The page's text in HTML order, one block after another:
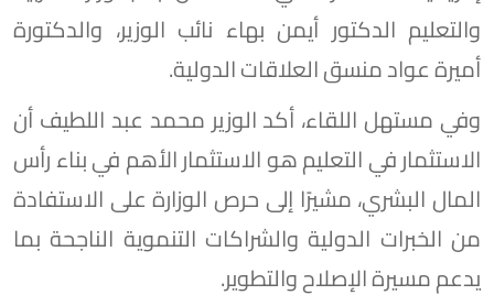
والتعليم الدكتور أيمن بهاء نائب الوزير، والدكتورة
أميرة عواد منسق العلاقات الدولية.
وفي مستهل اللقاء، أكد الوزير محمد عبد اللطيف أن
الاستثمار في التعليم هو الاستثمار الأهم في بناء رأس
المال البشري، مشيرًا إلى حرص الوزارة على الاستفادة
من الخبرات الدولية والشراكات التنموية الناجحة بما
يدعم مسيرة الإصلاح والتطوير.